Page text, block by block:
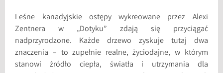
Leśne kanadyjskie ostępy wykreowane przez Alexi
Zentnera w „Dotyku” zdają się przyciągać
nadprzyrodzone. Każde drzewo zyskuje tutaj dwa
znaczenia – to zupełnie realne, życiodajne, w którym
stanowi źródło ciepła, światła i utrzymania dla